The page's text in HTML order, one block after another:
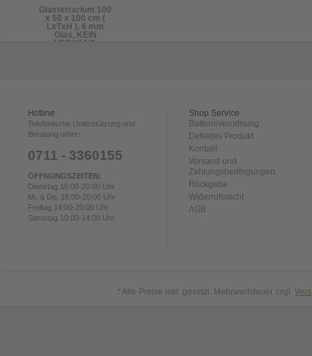
Glasterrarium 100
x 50 x 100 cm (
LxTxH ), 6 mm
Glas, KEIN
VERSAND
Hotline
Telefonische Unterstützung und
Beratung unter:
0711 - 3360155
ÖFFNUNGSZEITEN:
Dienstag 16:00-20:00 Uhr
Mi. & Do. 18:00-20:00 Uhr
Freitag 14:00-20:00 Uhr
Samstag 10:00-14:00 Uhr
Shop Service
Batterieverodnung
Defektes Produkt
Kontakt
Versand und
Zahlungsbedingungen
Rückgabe
Widerrufsrecht
AGB
* Alle Preise inkl. gesetzl. Mehrwertsteuer zzgl.